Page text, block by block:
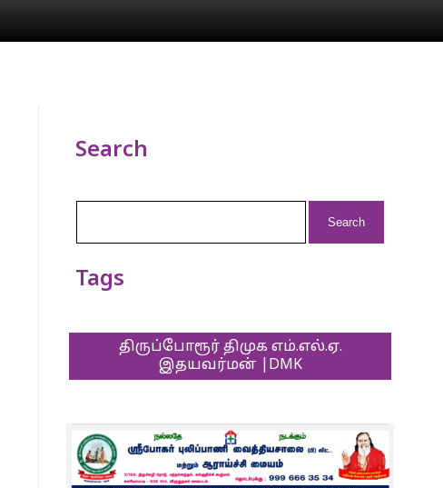
Search
Tags
திருப்போரூர் திமுக எம்.எல்.ஏ.
இதயவர்மன் |DMK